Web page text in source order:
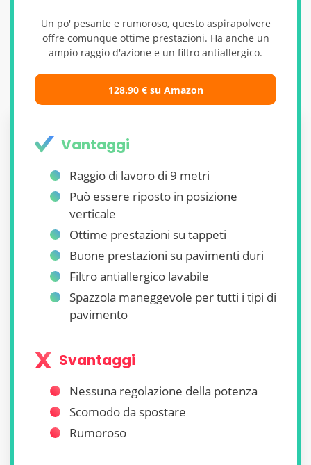
Un po' pesante e rumoroso, questo aspirapolvere
offre comunque ottime prestazioni. Ha anche un
ampio raggio d'azione e un filtro antiallergico.
128.90 € su Amazon
Vantaggi
Raggio di lavoro di 9 metri
Può essere riposto in posizione
verticale
Ottime prestazioni su tappeti
Buone prestazioni su pavimenti duri
Filtro antiallergico lavabile
Spazzola maneggevole per tutti i tipi di
pavimento
Svantaggi
Nessuna regolazione della potenza
Scomodo da spostare
Rumoroso